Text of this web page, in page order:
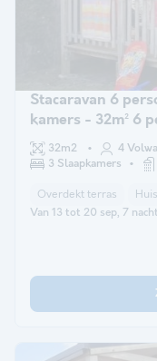
Stacaravan 6
kamers - 32m² 6
32m2 4
3 Slaapkamers
Overdekt terras
Van 13 tot 20 sep, 7